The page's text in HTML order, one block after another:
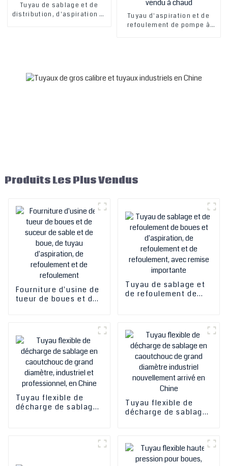
Tuyau de sablage et de
distribution, d'aspiration et
Tuyau d'aspiration et de
refoulement de pompe à
Produits Les Plus Vendus
Fourniture d'usine de
tueur de boues et de
refoulement et de
refoulement
Tuyau de sablage et
de refoulement de
remise importante
Tuyau flexible de
décharge de sablage
Tuyau flexible de
décharge de sablage
nouvellement arrivé
en Chine